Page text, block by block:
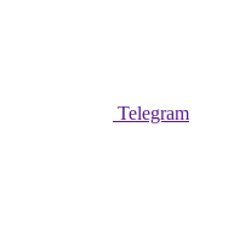
Telegram